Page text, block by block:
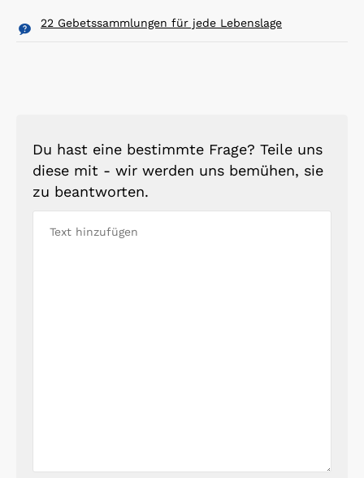
22 Gebetssammlungen für jede Lebenslage
Du hast eine bestimmte Frage? Teile uns
diese mit - wir werden uns bemühen, sie
zu beantworten.